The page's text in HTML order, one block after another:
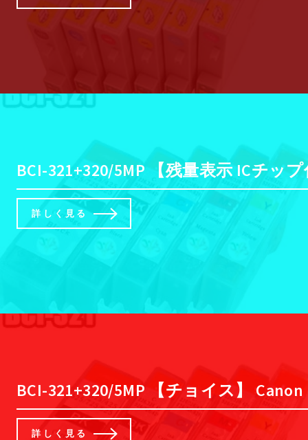
BCI-321+320/5MP 【残量表示 ICチッ
詳しく見る
BCI-321+320/5MP 【チョイス】
詳しく見る